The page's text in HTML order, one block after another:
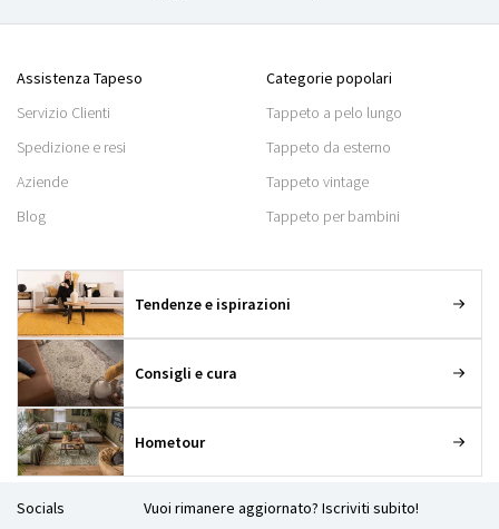
Assistenza Tapeso
Servizio Clienti
Spedizione e resi
Aziende
Blog
Categorie popolari
Tappeto a pelo lungo
Tappeto da esterno
Tappeto vintage
Tappeto per bambini
Tendenze e ispirazioni
Consigli e cura
Hometour
Socials Vuoi rimanere aggiornato? Iscriviti subito!